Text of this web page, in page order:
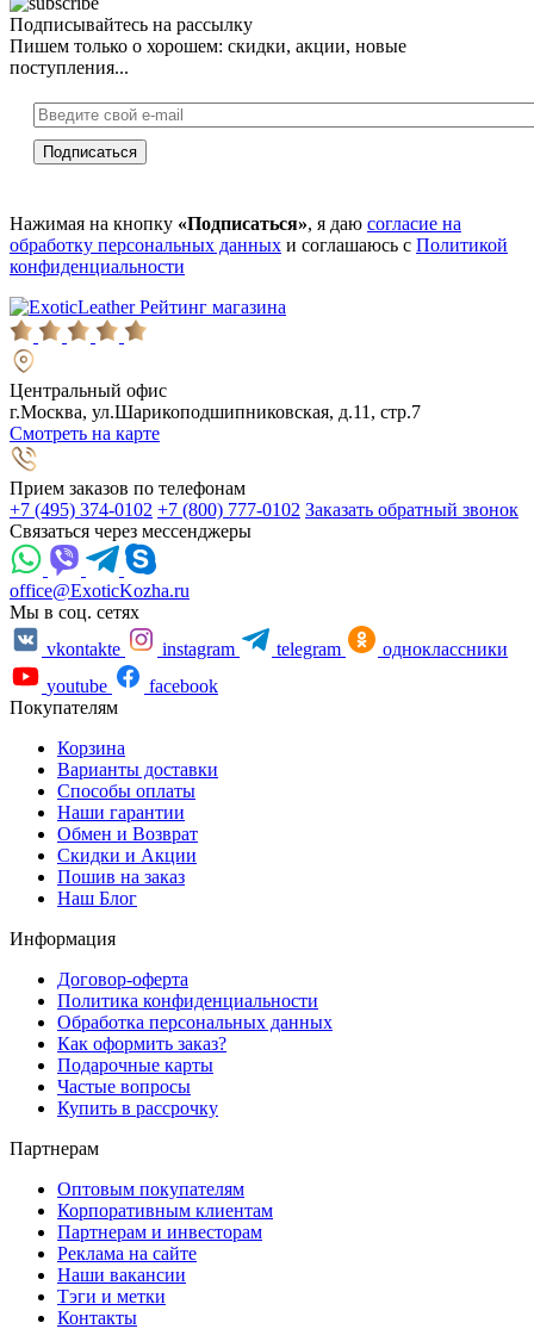
Подписывайтесь на рассылку
Пишем только о хорошем: скидки, акции, новые
поступления...
Нажимая на кнопку «Подписаться», я даю согласие на
обработку персональных данных и соглашаюсь с Политикой
конфиденциальности
Рейтинг магазина
Центральный офис
г.Москва, ул.Шарикоподшипниковская, д.11, стр.7
Смотреть на карте
Прием заказов по телефонам
+7 (495) 374-0102 +7 (800) 777-0102 Заказать обратный звонок
Связаться через мессенджеры
office@ExoticKozha.ru
Мы в соц. сетях
vkontakte
instagram telegram
одноклассники
youtube
facebook
Покупателям
Корзина
Варианты доставки
Способы оплаты
Наши гарантии
Обмен и Возврат
Скидки и Акции
Пошив на заказ
Наш Блог
Информация
Договор-оферта
Политика конфиденциальности
Обработка персональных данных
Как оформить заказ?
Подарочные карты
Частые вопросы
Купить в рассрочку
Партнерам
Оптовым покупателям
Корпоративным клиентам
Партнерам и инвесторам
Реклама на сайте
Наши вакансии
Тэги и метки
Контакты